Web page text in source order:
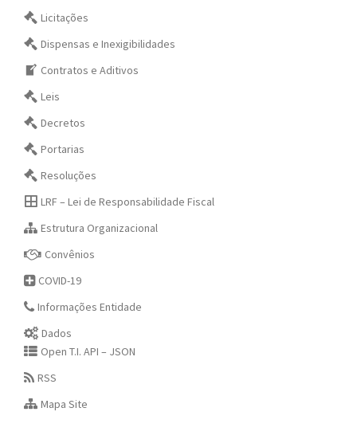
Licitações
Dispensas e Inexigibilidades
Contratos e Aditivos
Leis
Decretos
Portarias
Resoluções
LRF – Lei de Responsabilidade Fiscal
Estrutura Organizacional
Convênios
COVID-19
Informações Entidade
Dados
Open T.I. API – JSON
RSS
Mapa Site